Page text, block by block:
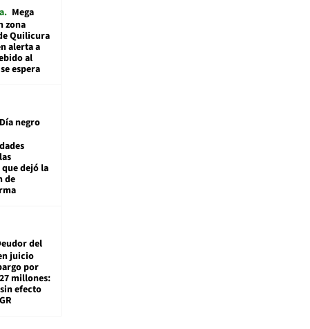
Mega
zona
Quilicura
alerta a
al
espera
negro
dejó la
de
del
juicio
por
millones:
efecto